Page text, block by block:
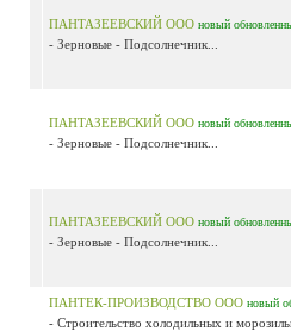
ПАНТАЗЕЕВСКИЙ ООО новый
- Зерновые - Подсолнечник...
ПАНТАЗЕЕВСКИЙ ООО новый
- Зерновые - Подсолнечник...
ПАНТАЗЕЕВСКИЙ ООО новый
- Зерновые - Подсолнечник...
ПАНТЕК-ПРОИЗВОДСТВО ООО новый
- Строительство холодильных и